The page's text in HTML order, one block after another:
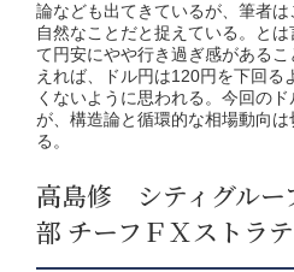
論なども出てきているが、筆者
自然なことだと捉えている。と
て円安にやや行き過ぎ感がある
えれば、ドル円は120円を下回る
くないように思われる。今回の
が、構造論と循環的な相場動向
る。
高島修 シティグルー
部 チーフＦＸストラ